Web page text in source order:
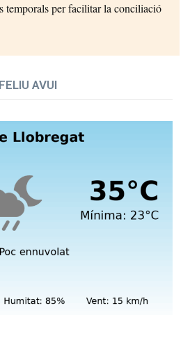
temporals per facilitar la conciliació
AVUI